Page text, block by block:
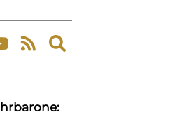
Expand
search